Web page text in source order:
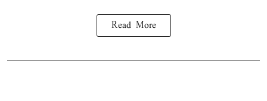
Read More